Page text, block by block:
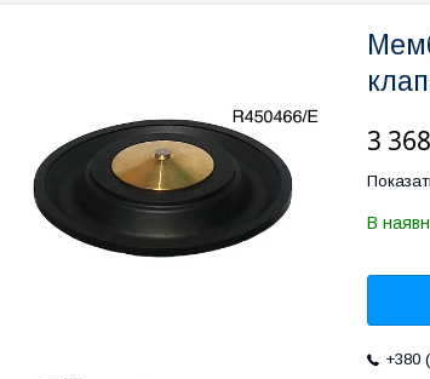
3
В
+380